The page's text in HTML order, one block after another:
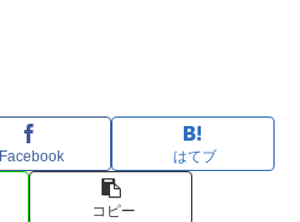
Facebook はてブ
コピー